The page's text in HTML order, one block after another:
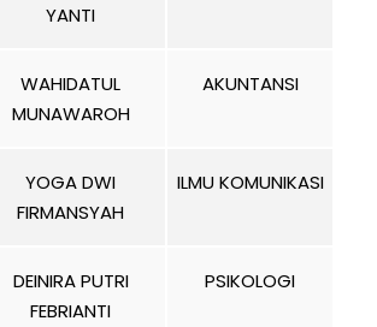
YANTI
WAHIDATUL
MUNAWAROH
AKUNTANSI
YOGA DWI
FIRMANSYAH
ILMU KOMUNIKASI
DEINIRA PUTRI
FEBRIANTI
PSIKOLOGI